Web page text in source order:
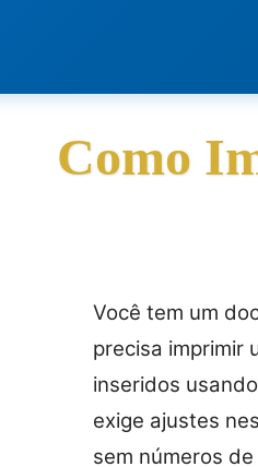
Como
Você tem um
precisa imprimir
inseridos
exige ajustes
sem números